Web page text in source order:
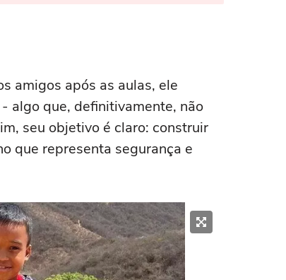
amigos após as aulas, ele
algo que, definitivamente, não
seu objetivo é claro: construir
que representa segurança e